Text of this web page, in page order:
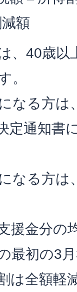
額
、40歳以
。
なる方は
定通知書
なる方は
援金分の
最初の3
は全額軽